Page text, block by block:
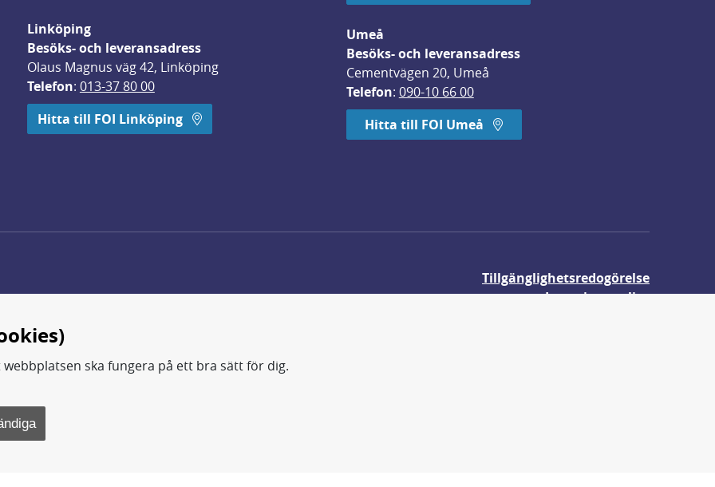
i nytt fönster.
Linköping
Besöks- och leveransadress
Olaus Magnus väg 42, Linköping
Telefon: 013-37 80 00
Hitta till FOI Linköping
Umeå
Besöks- och leveransadress
Cementvägen 20, Umeå
Telefon: 090-10 66 00
Hitta till FOI Umeå
Tillgänglighetsredogörelse
Integritetspolicy
metod- och teknikutveckling samt analyser och studier.
webbplatsen ska fungera på ett bra sätt för dig.